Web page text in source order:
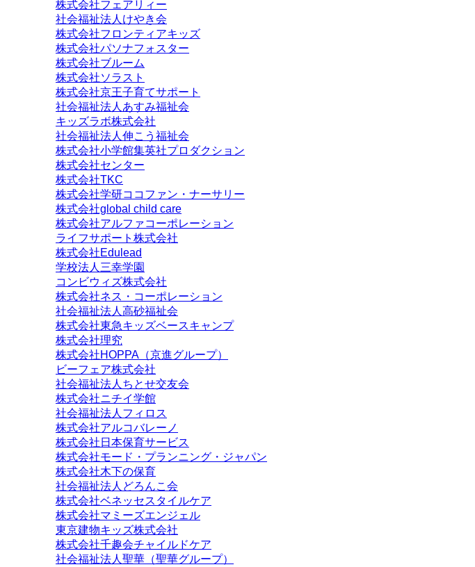
株式会社フェアリィー
社会福祉法人けやき会
株式会社フロンティアキッズ
株式会社パソナフォスター
株式会社ブルーム
株式会社ソラスト
株式会社京王子育てサポート
社会福祉法人あすみ福祉会
キッズラボ株式会社
社会福祉法人伸こう福祉会
株式会社小学館集英社プロダクション
株式会社センター
株式会社TKC
株式会社学研ココファン・ナーサリー
株式会社global child care
株式会社アルファコーポレーション
ライフサポート株式会社
株式会社Edulead
学校法人三幸学園
コンビウィズ株式会社
株式会社ネス・コーポレーション
社会福祉法人高砂福祉会
株式会社東急キッズベースキャンプ
株式会社理究
株式会社HOPPA（京進グループ）
ビーフェア株式会社
社会福祉法人ちとせ交友会
株式会社ニチイ学館
社会福祉法人フィロス
株式会社アルコバレーノ
株式会社日本保育サービス
株式会社モード・プランニング・ジャパン
株式会社木下の保育
社会福祉法人どろんこ会
株式会社ベネッセスタイルケア
株式会社マミーズエンジェル
東京建物キッズ株式会社
株式会社千趣会チャイルドケア
社会福祉法人聖華（聖華グループ）